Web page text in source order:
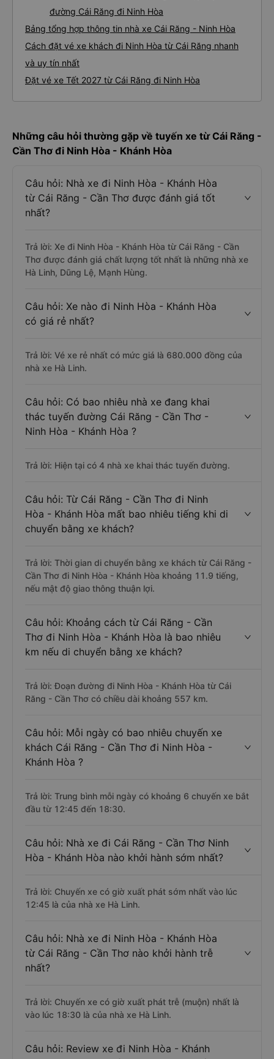
đường Cái Răng đi Ninh Hòa
Bảng tổng hợp thông tin nhà xe Cái Răng - Ninh Hòa
Cách đặt vé xe khách đi Ninh Hòa từ Cái Răng nhanh
và uy tín nhất
Đặt vé xe Tết 2027 từ Cái Răng đi Ninh Hòa
Những câu hỏi thường gặp về tuyến xe từ Cái Răng -
Cần Thơ đi Ninh Hòa - Khánh Hòa
Câu hỏi: Nhà xe đi Ninh Hòa - Khánh Hòa
từ Cái Răng - Cần Thơ được đánh giá tốt
nhất?
Trả lời: Xe đi Ninh Hòa - Khánh Hòa từ Cái Răng - Cần
Thơ được đánh giá chất lượng tốt nhất là những nhà xe
Hà Linh, Dũng Lệ, Mạnh Hùng.
Câu hỏi: Xe nào đi Ninh Hòa - Khánh Hòa
có giá rẻ nhất?
Trả lời: Vé xe rẻ nhất có mức giá là 680.000 đồng của
nhà xe Hà Linh.
Câu hỏi: Có bao nhiêu nhà xe đang khai
thác tuyến đường Cái Răng - Cần Thơ -
Ninh Hòa - Khánh Hòa ?
Trả lời: Hiện tại có 4 nhà xe khai thác tuyến đường.
Câu hỏi: Từ Cái Răng - Cần Thơ đi Ninh
Hòa - Khánh Hòa mất bao nhiêu tiếng khi di
chuyển bằng xe khách?
Trả lời: Thời gian di chuyển bằng xe khách từ Cái Răng -
Cần Thơ đi Ninh Hòa - Khánh Hòa khoảng 11.9 tiếng,
nếu mật độ giao thông thuận lợi.
Câu hỏi: Khoảng cách từ Cái Răng - Cần
Thơ đi Ninh Hòa - Khánh Hòa là bao nhiêu
km nếu di chuyển bằng xe khách?
Trả lời: Đoạn đường đi Ninh Hòa - Khánh Hòa từ Cái
Răng - Cần Thơ có chiều dài khoảng 557 km.
Câu hỏi: Mỗi ngày có bao nhiêu chuyến xe
khách Cái Răng - Cần Thơ đi Ninh Hòa -
Khánh Hòa ?
Trả lời: Trung bình mỗi ngày có khoảng 6 chuyến xe bắt
đầu từ 12:45 đến 18:30.
Câu hỏi: Nhà xe đi Cái Răng - Cần Thơ Ninh
Hòa - Khánh Hòa nào khởi hành sớm nhất?
Trả lời: Chuyến xe có giờ xuất phát sớm nhất vào lúc
12:45 là của nhà xe Hà Linh.
Câu hỏi: Nhà xe đi Ninh Hòa - Khánh Hòa
từ Cái Răng - Cần Thơ nào khởi hành trễ
nhất?
Trả lời: Chuyến xe có giờ xuất phát trễ (muộn) nhất là
vào lúc 18:30 là của nhà xe Hà Linh.
Câu hỏi: Review xe đi Ninh Hòa - Khánh